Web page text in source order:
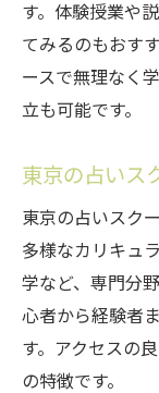
占い練
占いス
とは
占い練
占い
占いス
る方法
実生活
占い練
す。体験授業や
てみるのもおす
ースで無理なく
立も可能です。
東京の占いス
東京の占いスク
多様なカリキュ
学など、専門分
心者から経験者
す。アクセスの
の特徴です。